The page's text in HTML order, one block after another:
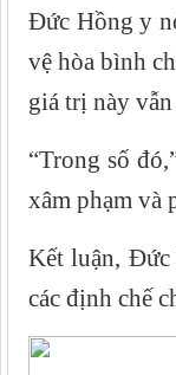
Đức Hồng y
vệ hòa bình
giá trị này
“Trong số
xâm phạm và
Kết luận, Đức
các định chế